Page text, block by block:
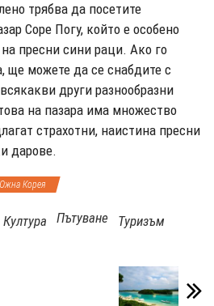
трябва да посетите
Соре Погу, който е особено
пресни сини раци. Ако го
ще можете да се снабдите с
други разнообразни
на пазара има множество
страхотни, наистина пресни
дарове.
Корея
Култура Пътуване
Туризъм